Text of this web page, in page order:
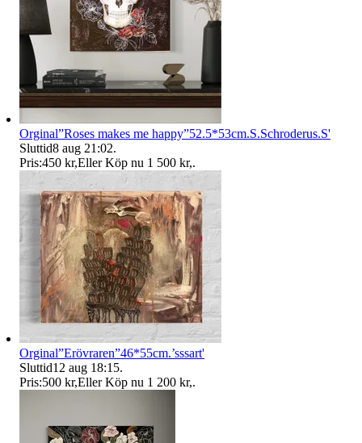
Orginal”Roses makes me happy”52.5*53cm.S.Schroderus.S'
Sluttid8 aug 21:02.
Pris:450 kr,Eller Köp nu 1 500 kr,.
Orginal”Erövraren”46*55cm.’sssart'
Sluttid12 aug 18:15.
Pris:500 kr,Eller Köp nu 1 200 kr,.